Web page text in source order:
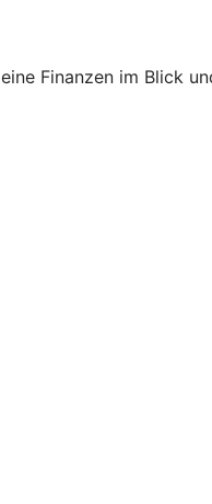
Finanzen im Blick